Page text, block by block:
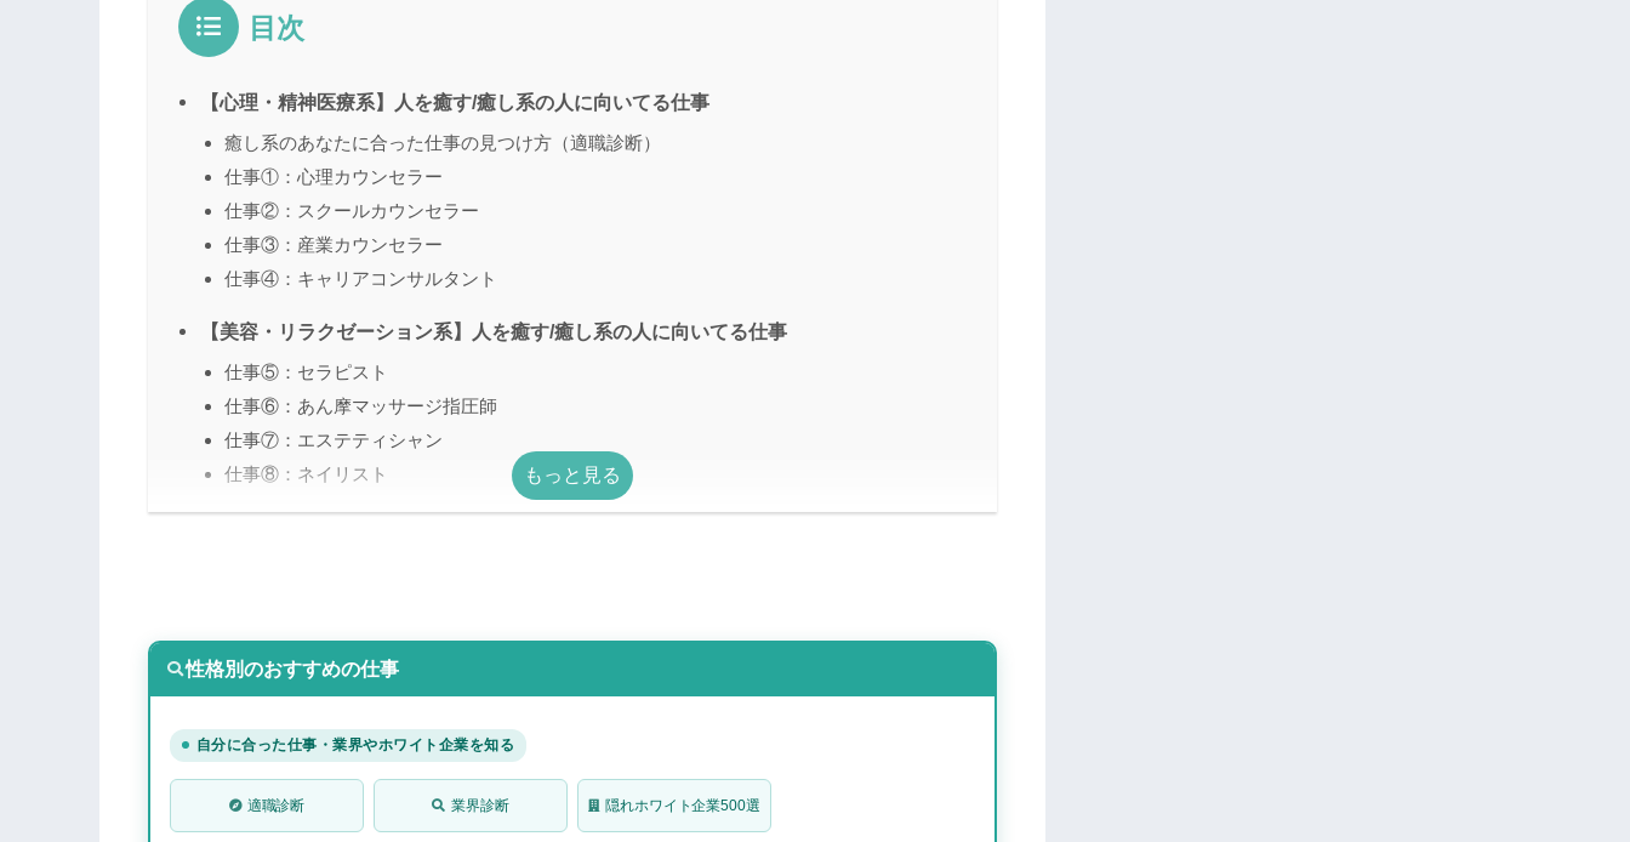
目次
【心理・精神医療系】人を癒す/癒し系の人に向いてる仕事
癒し系のあなたに合った仕事の見つけ方（適職診断）
仕事①：心理カウンセラー
仕事②：スクールカウンセラー
仕事③：産業カウンセラー
仕事④：キャリアコンサルタント
【美容・リラクゼーション系】人を癒す/癒し系の人に向いてる仕事
仕事⑤：セラピスト
仕事⑥：あん摩マッサージ指圧師
仕事⑦：エステティシャン
仕事⑧：ネイリスト
仕事⑫：介護福祉士
仕事⑬：スピリチュアルカウンセラー
仕事⑭：レイキヒーラー
性格別のおすすめの仕事
自分に合った仕事・業界やホワイト企業を知る
適職診断 業界診断 隠れホワイト企業500選